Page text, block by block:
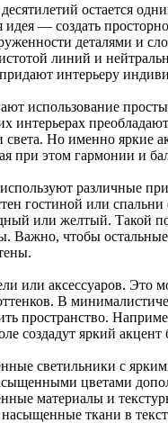
остается
— создать
деталями и
линий и
интерьеру
использование
интерьерах
Но именно яркие
при этом гармонии и
различные
гостиной или
или желтый. Такой
Важно, чтобы
или аксессуаров. Это
В
пространство.
создадут яркий
светильники с
цветами
материалы и
ткани в